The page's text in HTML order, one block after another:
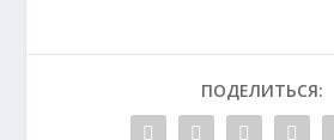
ПОДЕЛИТЬСЯ: